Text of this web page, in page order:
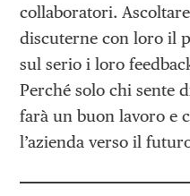
collaboratori.
discuterne con loro il
sul serio i loro
Perché solo chi sente
farà un buon lavoro e
l’azienda verso il